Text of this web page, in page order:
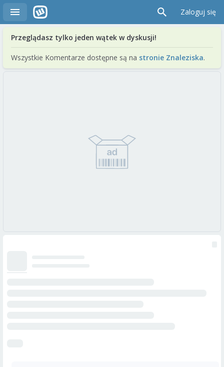
Zaloguj się
Przeglądasz tylko jeden wątek w dyskusji!
Wszystkie Komentarze dostępne są na stronie Znaleziska.